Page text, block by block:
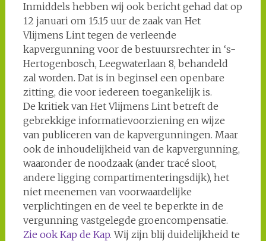
Inmiddels hebben wij ook bericht gehad dat op
12 januari om 15.15 uur de zaak van Het
Vlijmens Lint tegen de verleende
kapvergunning voor de bestuursrechter in ‘s-
Hertogenbosch, Leegwaterlaan 8, behandeld
zal worden. Dat is in beginsel een openbare
zitting, die voor iedereen toegankelijk is.
De kritiek van Het Vlijmens Lint betreft de
gebrekkige informatievoorziening en wijze
van publiceren van de kapvergunningen. Maar
ook de inhoudelijkheid van de kapvergunning,
waaronder de noodzaak (ander tracé sloot,
andere ligging compartimenteringsdijk), het
niet meenemen van voorwaardelijke
verplichtingen en de veel te beperkte in de
vergunning vastgelegde groencompensatie.
Zie ook Kap de Kap. Wij zijn blij duidelijkheid te